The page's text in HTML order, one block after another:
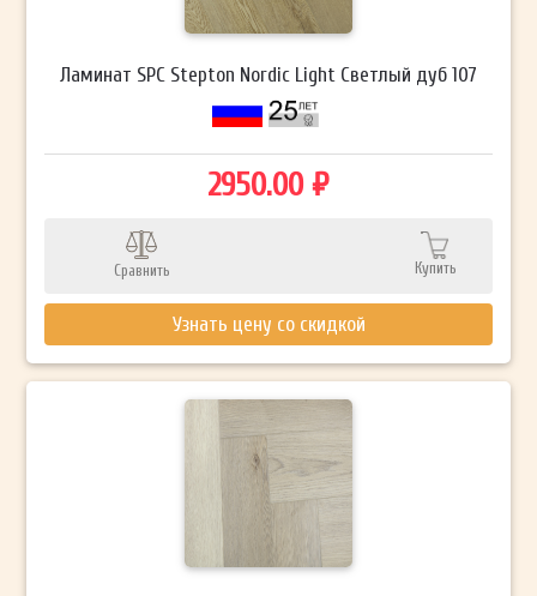
Ламинат SPC Stepton Nordic Light Светлый дуб 107
2950.00 ₽
Сравнить Купить
Узнать цену со скидкой